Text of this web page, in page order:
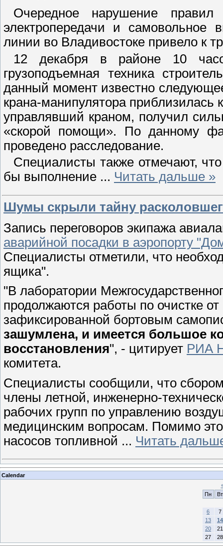
Очередное нарушение
электропередачи и самовольное
линии во Владивостоке привело к
12 декабря в районе 10
грузоподъемная техника
данный момент известно
крана-манипулятора приблизилась
управлявший краном, получил
«скорой помощи». По данному
проведено расследование.
Специалисты также отмечают,
бы выполнение ... Читать дальше »
Шумы скрыли тайну
Запись переговоров экипажа
аварийной посадки в аэропорту
Специалисты отметили, что
ящика".
"В лаборатории
продолжаются работы по очистке
зафиксированной бортовым
зашумлена, и имеется большое
восстановления", - цитирует РИА
комитета.
Специалисты сообщили, что
члены летной, инженерно-
рабочих групп по управлению
медицинским вопросам. Помимо
насосов топливной ... Читать
Calendar
Пн
Вт
6
7
13
14
20
21
27
28